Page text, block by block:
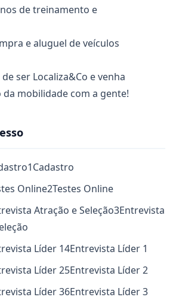
de treinamento e
e aluguel de veículos
ser Localiza&Co e venha
mobilidade com a gente!
1Cadastro
Online2Testes Online
Atração e Seleção3Entrevista
Líder 14Entrevista Líder 1
Líder 25Entrevista Líder 2
Líder 36Entrevista Líder 3